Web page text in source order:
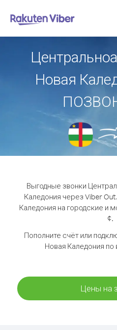
Новая
Выгодные звонки
Каледония через Viber Out.
Каледония на городские и
¢.
Пополните счёт или
Новая Каледония
Цены на